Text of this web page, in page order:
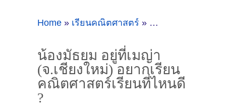
Home » เรียนคณิตศาสตร์ » น้องมัธยม อยู่ที่เม
น้องมัธยม อยู่ที่เมญ่า
(จ.เชียงใหม่) อยากเรียน
คณิตศาสตร์เรียนที่ไหนดี
?